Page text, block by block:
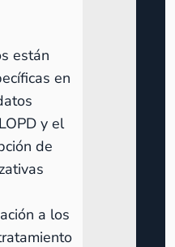
están
en
y el
de
a los